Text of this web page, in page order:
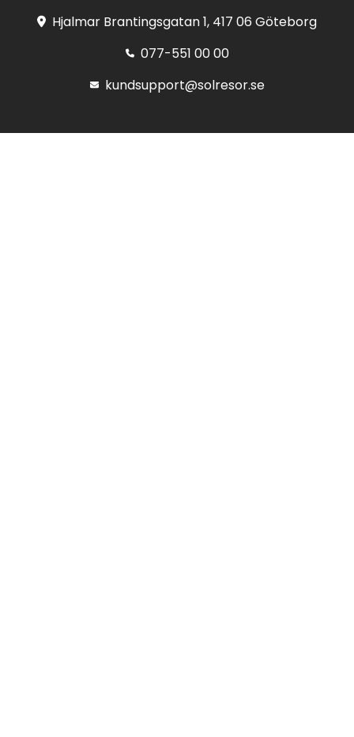
Hjalmar Brantingsgatan 1, 417 06 Göteborg
077-551 00 00
kundsupport@solresor.se